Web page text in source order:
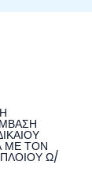
ΜΕ ΤΟΝ
ΠΛΟΙΟΥ Ω/